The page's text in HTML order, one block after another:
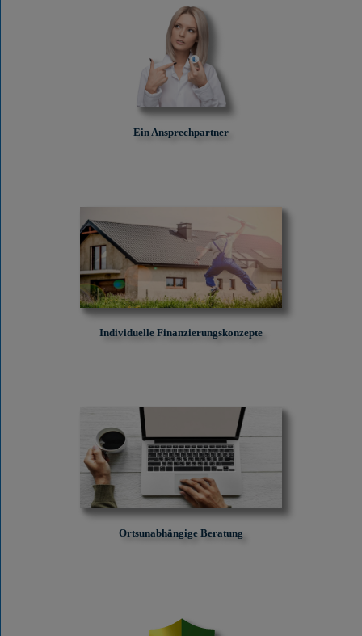
Ein Ansprechpartner
Individuelle Finanzierungskonzepte
Ortsunabhängige Beratung